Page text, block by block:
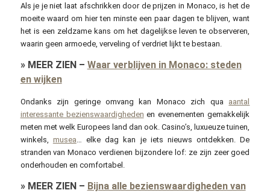
Als je je niet laat afschrikken door de prijzen in Monaco, is het de
moeite waard om hier ten minste een paar dagen te blijven, want
het is een zeldzame kans om het dagelijkse leven te observeren,
waarin geen armoede, verveling of verdriet lijkt te bestaan.
» MEER ZIEN – Waar verblijven in Monaco: steden
en wijken
Ondanks zijn geringe omvang kan Monaco zich qua aantal
interessante bezienswaardigheden en evenementen gemakkelijk
meten met welk Europees land dan ook. Casino’s, luxueuze tuinen,
winkels, musea … elke dag kan je iets nieuws ontdekken. De
stranden van Monaco verdienen bijzondere lof: ze zijn zeer goed
onderhouden en comfortabel.
» MEER ZIEN – Bijna alle bezienswaardigheden van